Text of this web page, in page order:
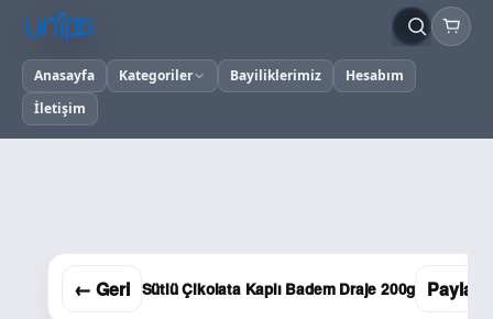
Anasayfa Kategoriler Bayiliklerimiz
Hesabım
İletişim
← Geri Sütlü Çikolata Kaplı Badem Draje 200g Paylaş